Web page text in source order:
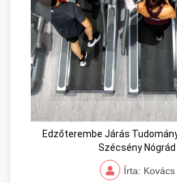
Edzőterembe Járás
Szécsény
Írta: